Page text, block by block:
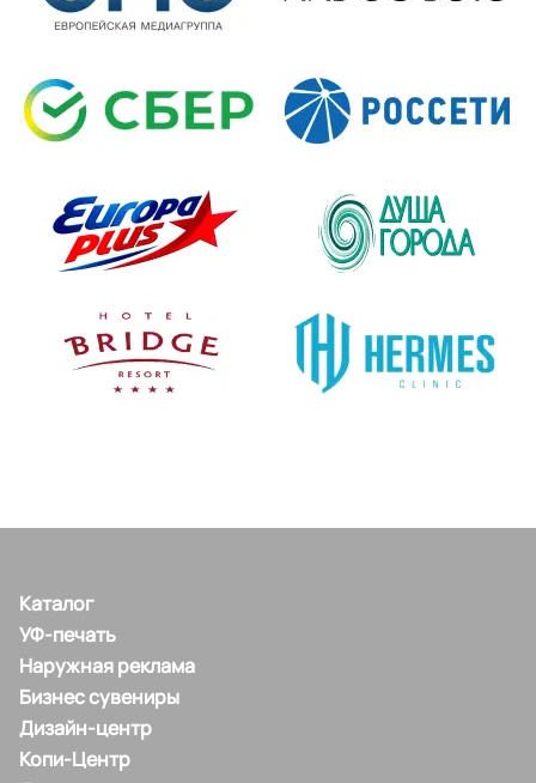
Каталог
УФ-печать
Наружная реклама
Бизнес сувениры
Дизайн-центр
Копи-Центр